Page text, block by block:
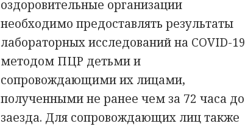
оздоровительные организации
необходимо предоставлять результаты
лабораторных исследований на COVID-19
методом ПЦР детьми и
сопровождающими их лицами,
полученными не ранее чем за 72 часа до
заезда. Для сопровождающих лиц также